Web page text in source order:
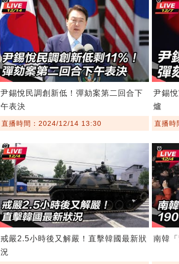
尹錫悅民調創新低！彈劾案第二回合下
午表決
直播時間：2024/12/14 13:30
尹錫
爐
直播
戒嚴2.5小時後又解嚴！直擊韓國最新狀
況
南韓